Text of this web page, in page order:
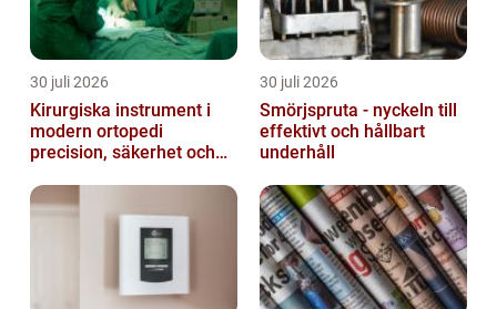
30 juli 2026
Kirurgiska instrument i
modern ortopedi
precision, säkerhet och
30 juli 2026
Smörjspruta - nyckeln till
effektivt och hållbart
underhåll